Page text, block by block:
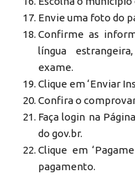
Envie uma foto do
Confirme as
língua
exame.
Clique em ‘Enviar
Confira o
Faça login na
do gov.br.
Clique em
pagamento.